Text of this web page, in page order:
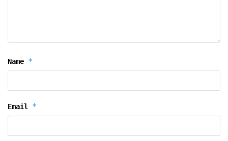
Name *
Email *